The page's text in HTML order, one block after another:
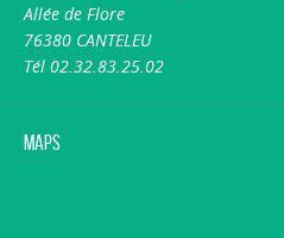
Allée de Flore
76380 CANTELEU
Tél 02.32.83.25.02
Maps